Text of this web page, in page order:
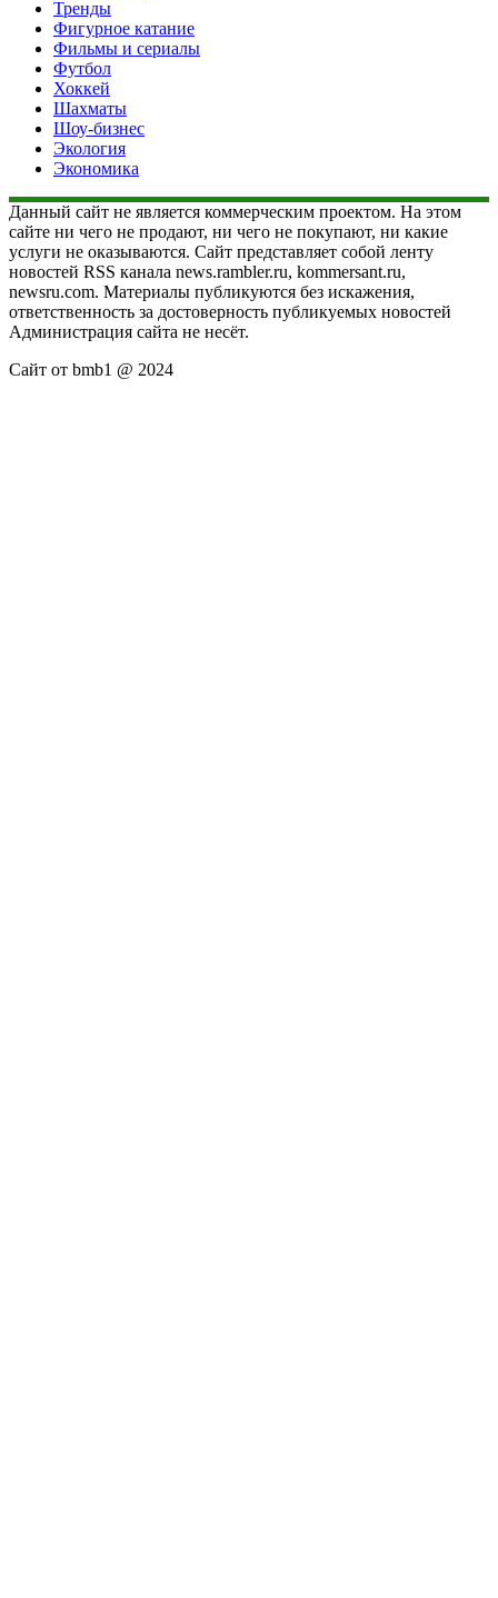
Тренды
Фигурное катание
Фильмы и сериалы
Футбол
Хоккей
Шахматы
Шоу-бизнес
Экология
Экономика
Данный сайт не является коммерческим проектом. На этом
сайте ни чего не продают, ни чего не покупают, ни какие
услуги не оказываются. Сайт представляет собой ленту
новостей RSS канала news.rambler.ru, kommersant.ru,
newsru.com. Материалы публикуются без искажения,
ответственность за достоверность публикуемых новостей
Администрация сайта не несёт.
Сайт от bmb1 @ 2024